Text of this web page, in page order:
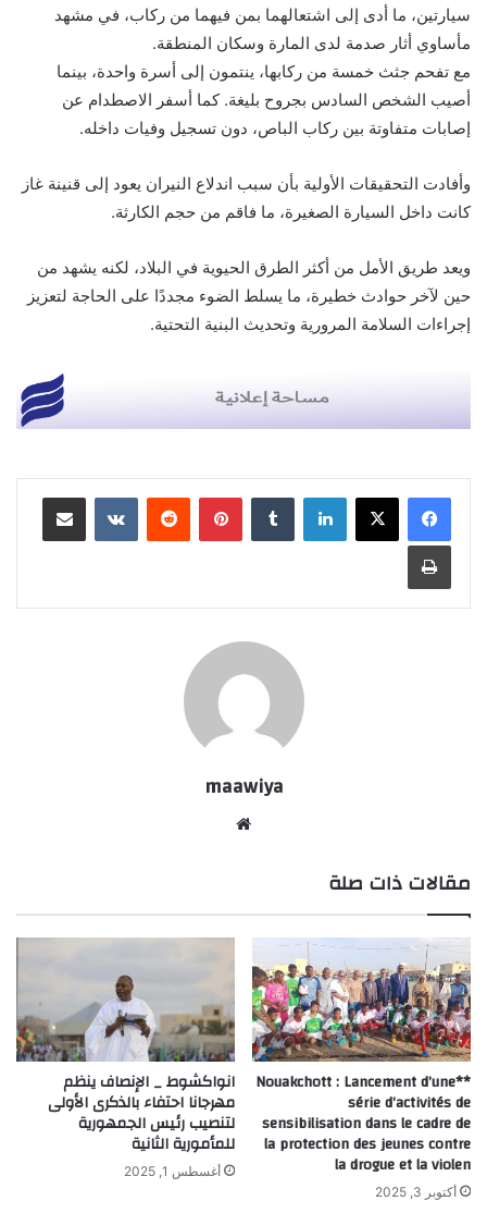
سيارتين، ما أدى إلى اشتعالهما بمن فيهما من ركاب، في مشهد
مأساوي أثار صدمة لدى المارة وسكان المنطقة.
مع تفحم جثث خمسة من ركابها، ينتمون إلى أسرة واحدة، بينما
أصيب الشخص السادس بجروح بليغة. كما أسفر الاصطدام عن
إصابات متفاوتة بين ركاب الباص، دون تسجيل وفيات داخله.
وأفادت التحقيقات الأولية بأن سبب اندلاع النيران يعود إلى قنينة غاز
كانت داخل السيارة الصغيرة، ما فاقم من حجم الكارثة.
ويعد طريق الأمل من أكثر الطرق الحيوية في البلاد، لكنه يشهد من
حين لآخر حوادث خطيرة، ما يسلط الضوء مجددًا على الحاجة لتعزيز
إجراءات السلامة المرورية وتحديث البنية التحتية.
لينكدإن بينتيريست مشاركة عبر البريد
طباعة
maawiya
مقالات ذات صلة
**Nouakchott : Lancement d’une
série d’activités de
sensibilisation dans le cadre de
la protection des jeunes contre
la drogue et la violen
أكتوبر 3, 2025
انواكشوط _ الإنصاف ينظم
مهرجانا احتفاء بالذكرى الأولى
لتنصيب رئيس الجمهورية
للمأمورية الثانية
أغسطس 1, 2025